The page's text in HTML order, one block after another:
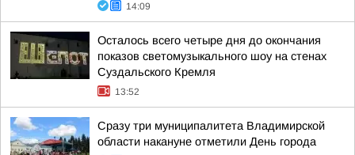
14:09
Осталось всего четыре дня до окончания
показов светомузыкального шоу на стенах
Суздальского Кремля
13:52
Сразу три муниципалитета Владимирской
области накануне отметили День города